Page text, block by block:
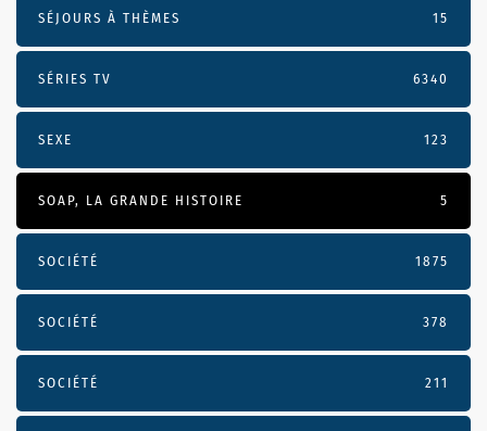
SÉJOURS À THÈMES 15
SÉRIES TV 6340
SEXE 123
SOAP, LA GRANDE HISTOIRE 5
SOCIÉTÉ 1875
SOCIÉTÉ 378
SOCIÉTÉ 211